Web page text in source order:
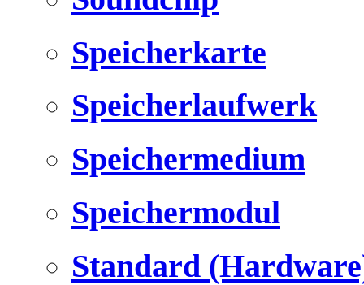
Speicherkarte
Speicherlaufwerk
Speichermedium
Speichermodul
Standard